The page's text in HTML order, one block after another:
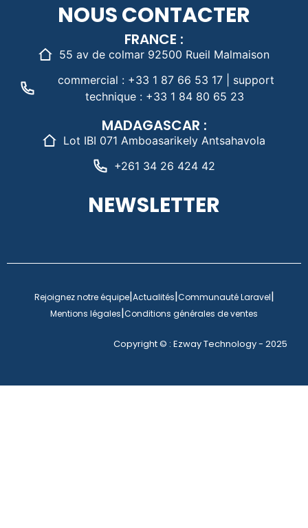
NOUS CONTACTER
FRANCE :
55 av de colmar 92500 Rueil Malmaison
commercial : +33 1 87 66 53 17 | support
technique : +33 1 84 80 65 23
MADAGASCAR :
Lot IBI 071 Amboasarikely Antsahavola
+261 34 26 424 42
NEWSLETTER
Rejoignez notre équipe|Actualités|Communauté Laravel|
Mentions légales|Conditions générales de ventes
Copyright © : Ezway Technology - 2025